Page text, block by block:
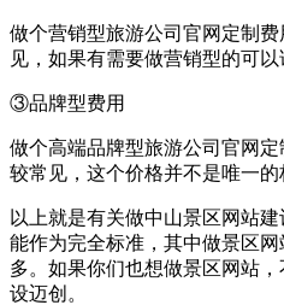
做个营销型旅游公司官网定制费
见，如果有需要做营销型的可以
③品牌型费用
做个高端品牌型旅游公司官网定
较常见，这个价格并不是唯一的
以上就是有关做中山景区网站
能作为完全标准，其中做景区
多。如果你们也想做景区网站
设迈创。